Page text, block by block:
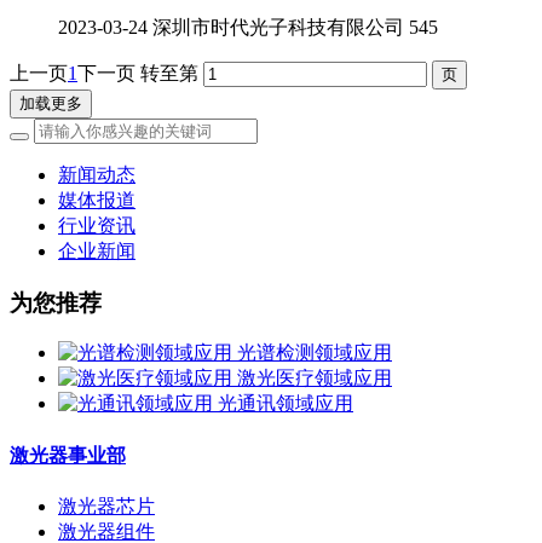
2023-03-24 深圳市时代光子科技有限公司 545
上一页1下一页 转至第
加载更多
新闻动态
媒体报道
行业资讯
企业新闻
为您推荐
光谱检测领域应用
激光医疗领域应用
光通讯领域应用
激光器事业部
激光器芯片
激光器组件